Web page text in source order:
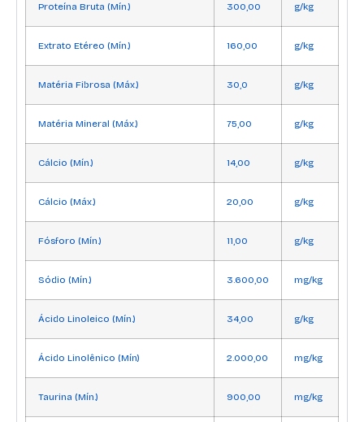
Proteína Bruta (Mín.) 300,00 g/kg
Extrato Etéreo (Mín.) 160,00 g/kg
Matéria Fibrosa (Máx.) 30,0 g/kg
Matéria Mineral (Máx.) 75,00 g/kg
Cálcio (Mín.) 14,00 g/kg
Cálcio (Máx.) 20,00 g/kg
Fósforo (Mín.) 11,00 g/kg
Sódio (Mín.) 3.600,00 mg/kg
Ácido Linoleico (Mín.) 34,00 g/kg
Ácido Linolênico (Mín) 2.000,00 mg/kg
Taurina (Mín.) 900,00 mg/kg